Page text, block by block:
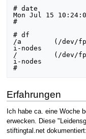
# date
Mon Jul 15
#
# df
/a        (/dev/
i-nodes
/         (/dev/
i-nodes
Erfahrungen
Ich habe ca. eine Woche
erwecken. Diese
stiftingtal.net dokumentiert: